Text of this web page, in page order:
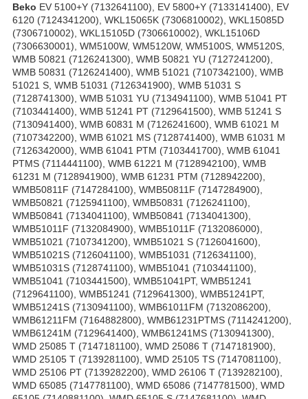
Beko EV 5100+Y (7132641100), EV 5800+Y (7133141400), EV
6120 (7124341200), WKL15065K (7306810002), WKL15085D
(7306710002), WKL15105D (7306610002), WKL15106D
(7306630001), WM5100W, WM5120W, WM5100S, WM5120S,
WMB 50821 (7126241300), WMB 50821 YU (7127241200),
WMB 50831 (7126241400), WMB 51021 (7107342100), WMB
51021 S, WMB 51031 (7126341900), WMB 51031 S
(7128741300), WMB 51031 YU (7134941100), WMB 51041 PT
(7103441400), WMB 51241 PT (7129641500), WMB 51241 S
(7130941400), WMB 60831 M (7126241600), WMB 61021 M
(7107342200), WMB 61021 MS (7128741400), WMB 61031 M
(7126342000), WMB 61041 PTM (7103441700), WMB 61041
PTMS (7114441100), WMB 61221 M (7128942100), WMB
61231 M (7128941900), WMB 61231 PTM (7128942200),
WMB50811F (7147284100), WMB50811F (7147284900),
WMB50821 (7125941100), WMB50831 (7126241100),
WMB50841 (7134041100), WMB50841 (7134041300),
WMB51011F (7132084900), WMB51011F (7132086000),
WMB51021 (7107341200), WMB51021 S (7126041600),
WMB51021S (7126041100), WMB51031 (7126341100),
WMB51031S (7128741100), WMB51041 (7103441100),
WMB51041 (7103441500), WMB51041PT, WMB51241
(7129641100), WMB51241 (7129641300), WMB51241PT,
WMB51241S (7130941100), WMB61011FM (7132086200),
WMB61211FM (7164882800), WMB61231PTMS (7114241200),
WMB61241M (7129641400), WMB61241MS (7130941300),
WMD 25085 T (7147181100), WMD 25086 T (7147181900),
WMD 25105 T (7139281100), WMD 25105 TS (7147081100),
WMD 25106 PT (7139282200), WMD 26106 T (7139282100),
WMD 65085 (7147781100), WMD 65086 (7147781500), WMD